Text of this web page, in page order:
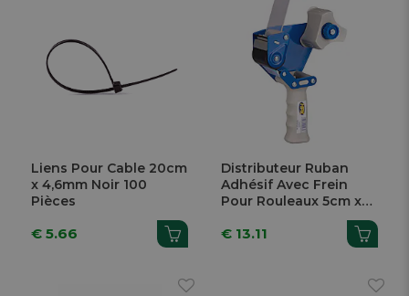
Liens Pour Cable 20cm
x 4,6mm Noir 100
Pièces
€ 5.66
Distributeur Ruban
Adhésif Avec Frein
Pour Rouleaux 5cm x
€ 13.11